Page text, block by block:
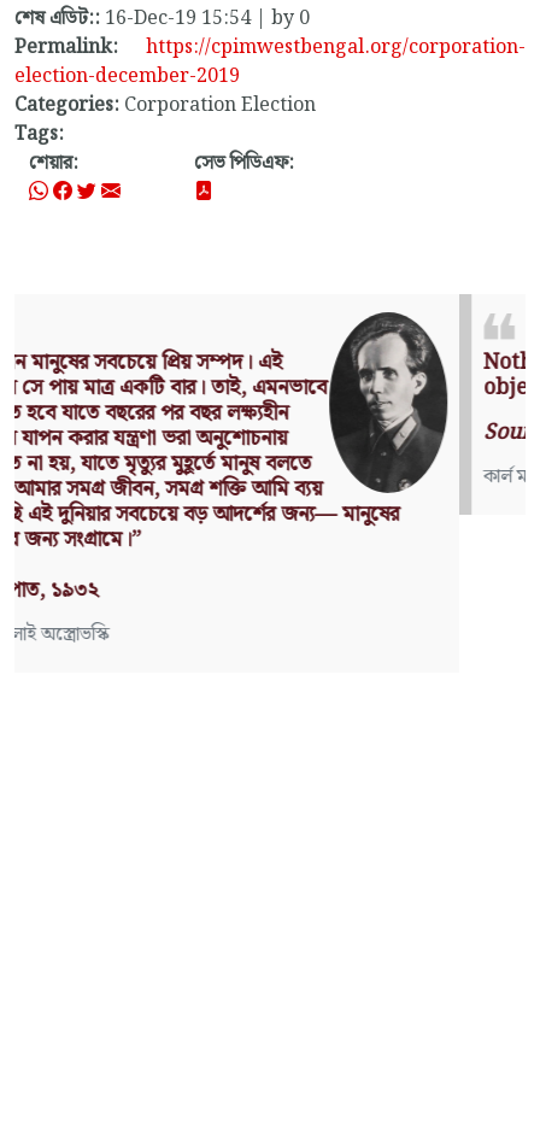
শেষ এডিট:: 16-Dec-19 15:54 | by 0
Permalink:
https://cpimwestbengal.org/corporation-
election-december-2019
Categories: Corporation Election
Tags:
শেয়ার:
সেভ পিডিএফ:
Nothing can have value without being an
object of utility.
Source: Das Kapital (Volume I, Chapter 1)
কার্ল মার্কস